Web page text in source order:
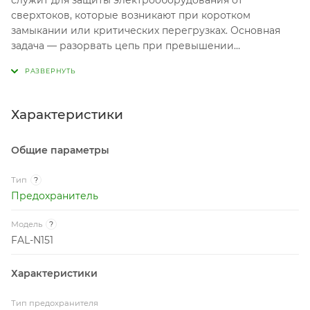
сверхтоков, которые возникают при коротком
замыкании или критических перегрузках. Основная
задача — разорвать цепь при превышении
перегрев или повреждение компонентов
Характеристики
Общие параметры
Тип ?
Предохранитель
Модель ?
FAL-N151
Характеристики
Тип предохранителя